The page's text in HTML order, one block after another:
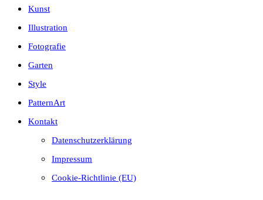
Kunst
Illustration
Fotografie
Garten
Style
PatternArt
Kontakt
Datenschutzerklärung
Impressum
Cookie-Richtlinie (EU)